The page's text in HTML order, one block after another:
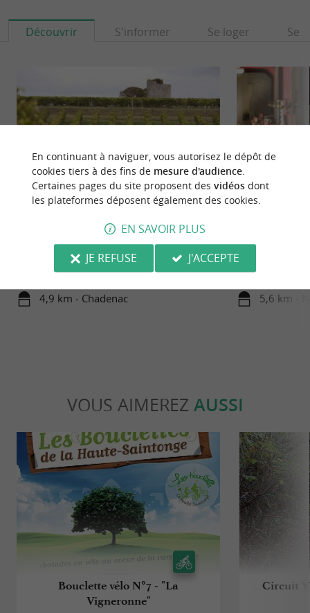
Découvrir S'informer Se loger Se
LA MAISON LABLANCHE : TRADITION ET
SAVOIR-FAIRE DANS LA PRODUCTION DE
COGNAC ET PINEAU DES CHARENTES La
4,9 km - Chadenac
Venez percer les
Fontagard à
grâce à notre
5,6 km -
VOUS AIMEREZ AUSSI
Bouclette vélo N°7 - "La
Vigneronne"
Circuit
En continuant à naviguer, vous autorisez le dépôt de
cookies tiers à des fins de mesure d'audience.
Certaines pages du site proposent des vidéosdont
les plateformes déposent également des cookies.
EN SAVOIR PLUS
JE REFUSE
J'ACCEPTE